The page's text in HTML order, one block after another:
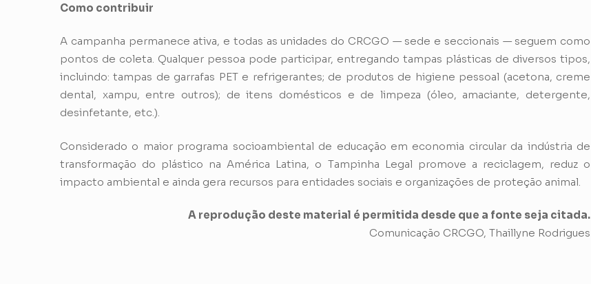
Como contribuir
A campanha permanece ativa, e todas as unidades do CRCGO — sede e seccionais — seguem como
pontos de coleta. Qualquer pessoa pode participar, entregando tampas plásticas de diversos tipos,
incluindo: tampas de garrafas PET e refrigerantes; de produtos de higiene pessoal (acetona, creme
dental, xampu, entre outros); de itens domésticos e de limpeza (óleo, amaciante, detergente,
desinfetante, etc.).
Considerado o maior programa socioambiental de educação em economia circular da indústria de
transformação do plástico na América Latina, o Tampinha Legal promove a reciclagem, reduz o
impacto ambiental e ainda gera recursos para entidades sociais e organizações de proteção animal.
A reprodução deste material é permitida desde que a fonte seja citada.
Comunicação CRCGO, Thaillyne Rodrigues